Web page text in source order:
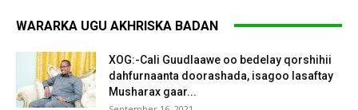
WARARKA UGU AKHRISKA BADAN
XOG:-Cali Guudlaawe oo bedelay qorshihii
dahfurnaanta doorashada, isagoo lasaftay
Musharax gaar...